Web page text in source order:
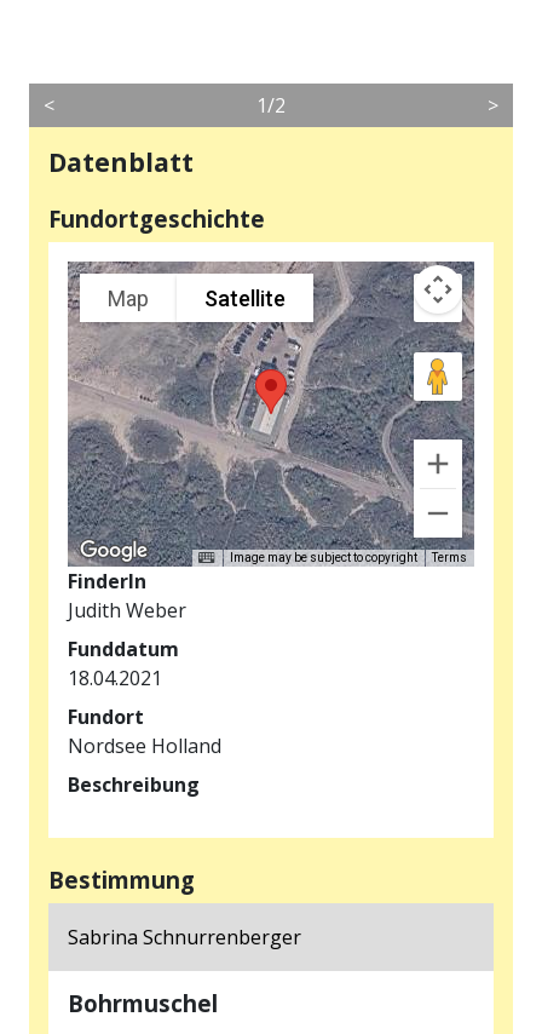
< 1/2 >
Datenblatt
Fundortgeschichte
Map Satellite
Image may be subject to copyright Terms
FinderIn
Judith Weber
Funddatum
18.04.2021
Fundort
Nordsee Holland
Beschreibung
Bestimmung
Sabrina Schnurrenberger
Bohrmuschel